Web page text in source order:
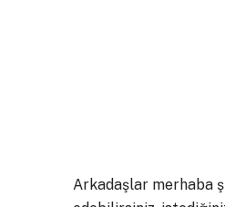
Arkadaşlar merhaba